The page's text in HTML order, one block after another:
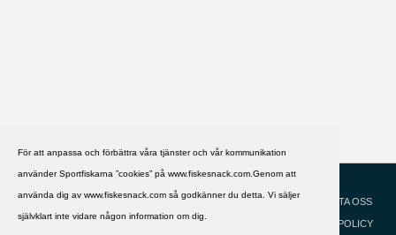
För att anpassa och förbättra våra tjänster och vår kommunikation
använder Sportfiskarna ”cookies” på www.fiskesnack.com.Genom att
använda dig av www.fiskesnack.com så godkänner du detta. Vi säljer
självklart inte vidare någon information om dig.
HJÄLP
KONTAKTA OSS
COOKIEPOLICY